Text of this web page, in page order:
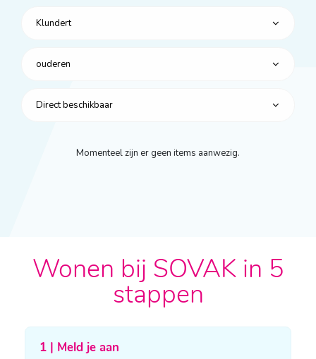
Klundert
ouderen
Direct beschikbaar
Momenteel zijn er geen items aanwezig.
Wonen bij SOVAK in 5
stappen
1 | Meld je aan